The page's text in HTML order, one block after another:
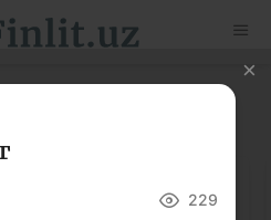
Рус
229